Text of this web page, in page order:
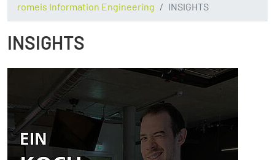
romeis Information Engineering INSIGHTS
INSIGHTS